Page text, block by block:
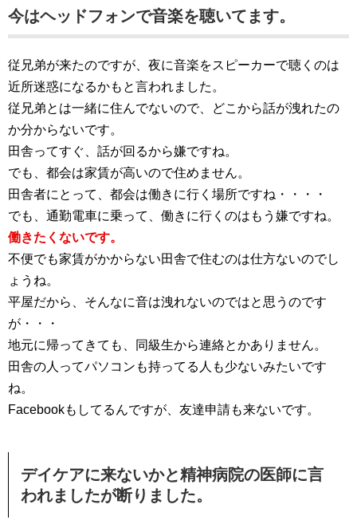
今はヘッドフォンで音楽を聴いてます。
従兄弟が来たのですが、夜に音楽をスピーカーで聴くのは
近所迷惑になるかもと言われました。
従兄弟とは一緒に住んでないので、どこから話が洩れたの
か分からないです。
田舎ってすぐ、話が回るから嫌ですね。
でも、都会は家賃が高いので住めません。
田舎者にとって、都会は働きに行く場所ですね・・・・
でも、通勤電車に乗って、働きに行くのはもう嫌ですね。
働きたくないです。
不便でも家賃がかからない田舎で住むのは仕方ないのでし
ょうね。
平屋だから、そんなに音は洩れないのではと思うのです
が・・・
地元に帰ってきても、同級生から連絡とかありません。
田舎の人ってパソコンも持ってる人も少ないみたいです
ね。
Facebookもしてるんですが、友達申請も来ないです。
デイケアに来ないかと精神病院の医師に言
われましたが断りました。